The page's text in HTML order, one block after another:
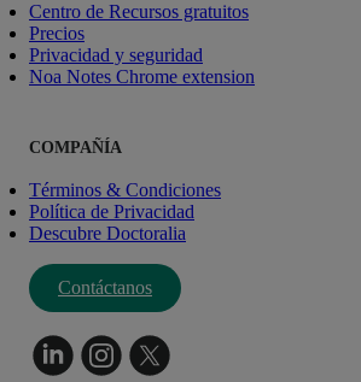
Centro de Recursos gratuitos
Precios
Privacidad y seguridad
Noa Notes Chrome extension
COMPAÑÍA
Términos & Condiciones
Política de Privacidad
Descubre Doctoralia
Contáctanos